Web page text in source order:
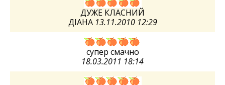
ДУЖЕ КЛАСНИЙ
ДІАНА 13.11.2010 12:29
супер смачно
18.03.2011 18:14